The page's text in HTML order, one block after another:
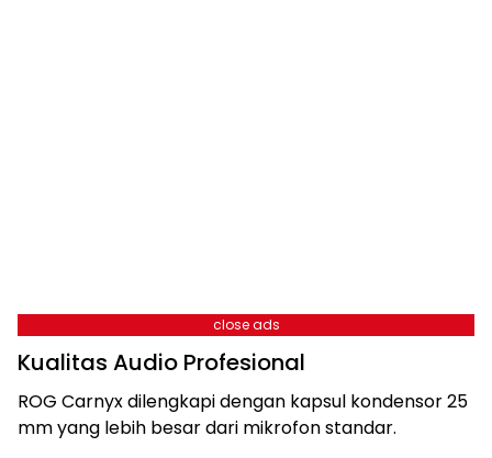
close ads
Kualitas Audio Profesional
ROG Carnyx dilengkapi dengan kapsul kondensor 25
mm yang lebih besar dari mikrofon standar.